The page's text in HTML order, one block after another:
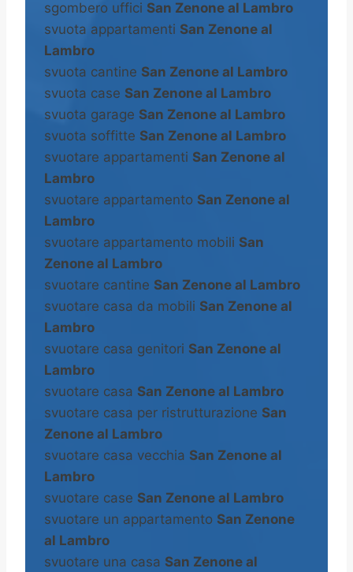
sgombero uffici San Zenone al Lambro
svuota appartamenti San Zenone al
Lambro
svuota cantine San Zenone al Lambro
svuota case San Zenone al Lambro
svuota garage San Zenone al Lambro
svuota soffitte San Zenone al Lambro
svuotare appartamenti San Zenone al
Lambro
svuotare appartamento San Zenone al
Lambro
svuotare appartamento mobili San
Zenone al Lambro
svuotare cantine San Zenone al Lambro
svuotare casa da mobili San Zenone al
Lambro
svuotare casa genitori San Zenone al
Lambro
svuotare casa San Zenone al Lambro
svuotare casa per ristrutturazione San
Zenone al Lambro
svuotare casa vecchia San Zenone al
Lambro
svuotare case San Zenone al Lambro
svuotare un appartamento San Zenone
al Lambro
svuotare una casa San Zenone al